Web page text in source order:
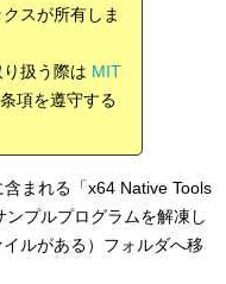
スが所有しま
扱う際は MIT
項を遵守する
まれる「x64 Native Tools
プルプログラムを解凍し
イルがある）フォルダへ移